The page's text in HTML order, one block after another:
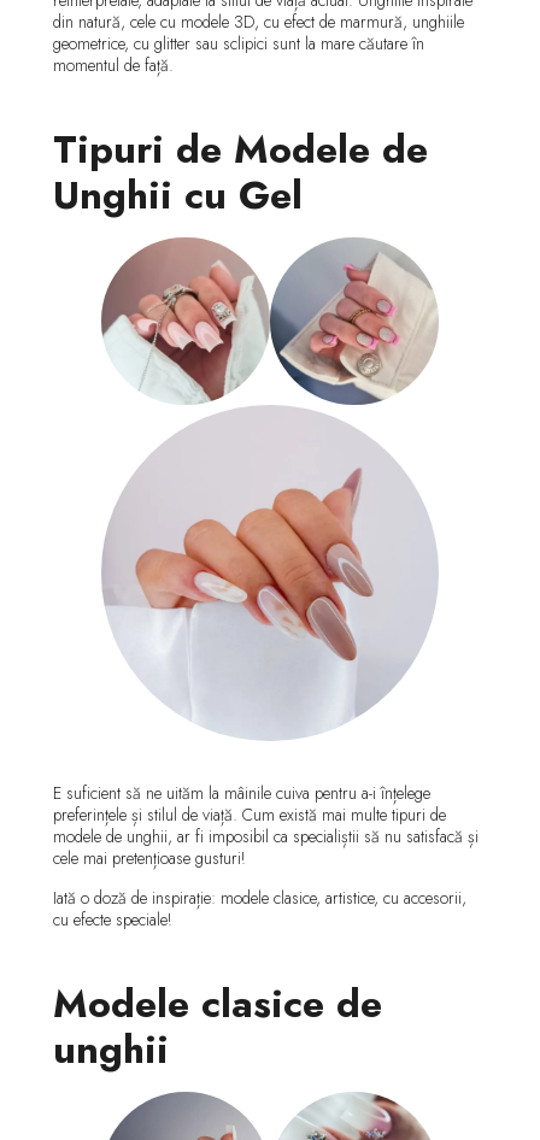
din natură, cele cu modele 3D, cu efect de marmură, unghiile
geometrice, cu glitter sau sclipici sunt la mare căutare în
momentul de față.
Tipuri de Modele de
Unghii cu Gel
E suficient să ne uităm la mâinile cuiva pentru a-i înțelege
preferințele și stilul de viață. Cum există mai multe tipuri de
modele de unghii, ar fi imposibil ca specialiștii să nu satisfacă și
cele mai pretențioase gusturi!
Iată o doză de inspirație: modele clasice, artistice, cu accesorii,
cu efecte speciale!
Modele clasice de
unghii